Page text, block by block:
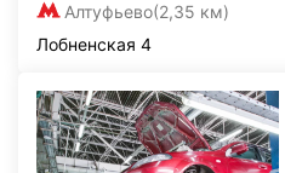
Алтуфьево(2,35 км)
Лобненская 4